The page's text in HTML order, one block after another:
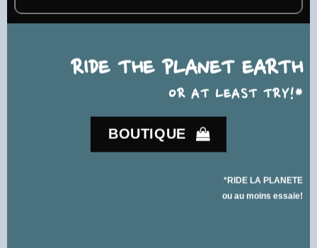
RIDE THE PLANET EARTH
OR AT LEAST TRY!*
BOUTIQUE
*RIDE LA PLANETE
ou au moins essaie!